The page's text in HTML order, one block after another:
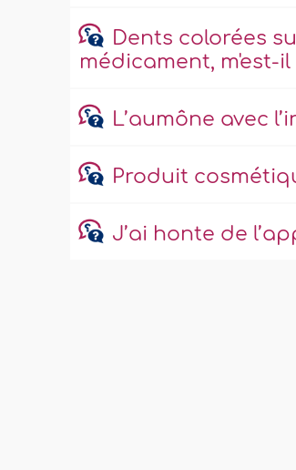
Dents colorées
médicament, m'est-
L’aumône avec
Produit
J’ai honte de